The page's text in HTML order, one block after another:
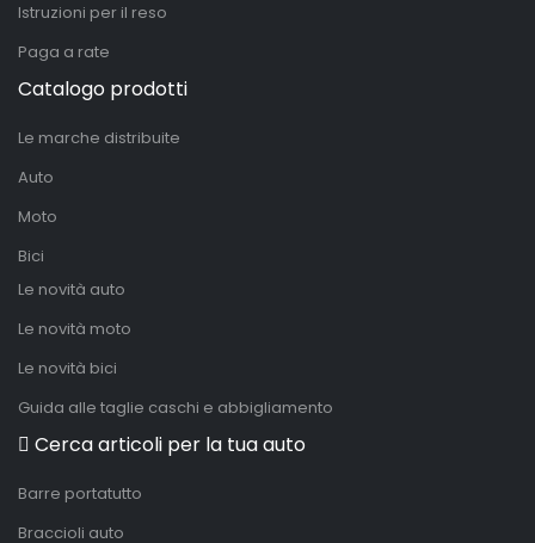
Istruzioni per il reso
Paga a rate
Catalogo prodotti
Le marche distribuite
Auto
Moto
Bici
Le novità auto
Le novità moto
Le novità bici
Guida alle taglie caschi e abbigliamento
Cerca articoli per la tua auto
Barre portatutto
Braccioli auto